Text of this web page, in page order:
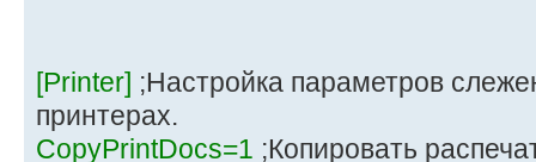
[Printer] ;Настройка параметров
принтерах.
CopyPrintDocs=1 ;Копировать